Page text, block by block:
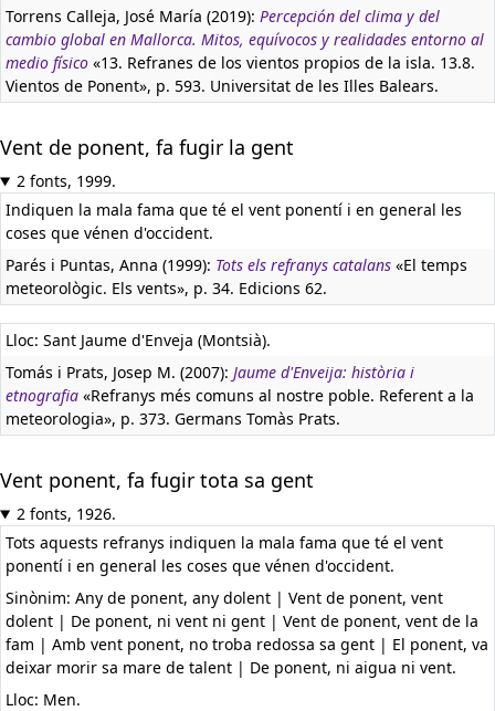
Torrens Calleja, José María (2019): Percepción del clima y del
cambio global en Mallorca. Mitos, equívocos y realidades entorno al
medio físico «13. Refranes de los vientos propios de la isla. 13.8.
Vientos de Ponent», p. 593. Universitat de les Illes Balears.
Vent de ponent, fa fugir la gent
2 fonts, 1999.
Indiquen la mala fama que té el vent ponentí i en general les
coses que vénen d'occident.
Parés i Puntas, Anna (1999): Tots els refranys catalans «El temps
meteorològic. Els vents», p. 34. Edicions 62.
Lloc: Sant Jaume d'Enveja (Montsià).
Tomás i Prats, Josep M. (2007): Jaume d'Enveija: història i
etnografia «Refranys més comuns al nostre poble. Referent a la
meteorologia», p. 373. Germans Tomàs Prats.
Vent ponent, fa fugir tota sa gent
2 fonts, 1926.
Tots aquests refranys indiquen la mala fama que té el vent
ponentí i en general les coses que vénen d'occident.
Sinònim: Any de ponent, any dolent | Vent de ponent, vent
dolent | De ponent, ni vent ni gent | Vent de ponent, vent de la
fam | Amb vent ponent, no troba redossa sa gent | El ponent, va
deixar morir sa mare de talent | De ponent, ni aigua ni vent.
Lloc: Men.